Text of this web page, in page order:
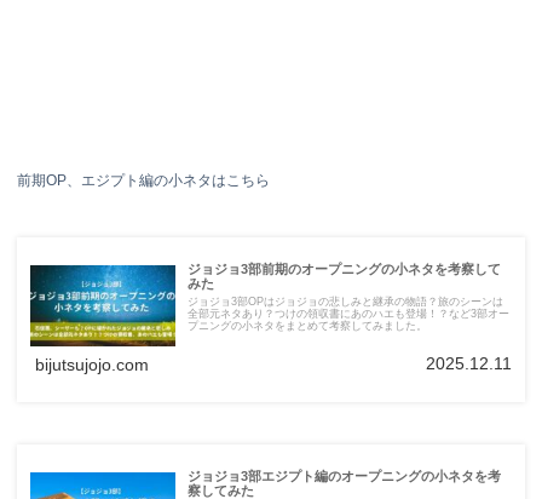
前期OP、エジプト編の小ネタはこちら
ジョジョ3部前期のオープニングの小ネタを考察して
みた
ジョジョ3部OPはジョジョの悲しみと継承の物語？旅のシーンは
全部元ネタあり？つけの領収書にあのハエも登場！？など3部オー
プニングの小ネタをまとめて考察してみました。
bijutsujojo.com 2025.12.11
ジョジョ3部エジプト編のオープニングの小ネタを考
察してみた